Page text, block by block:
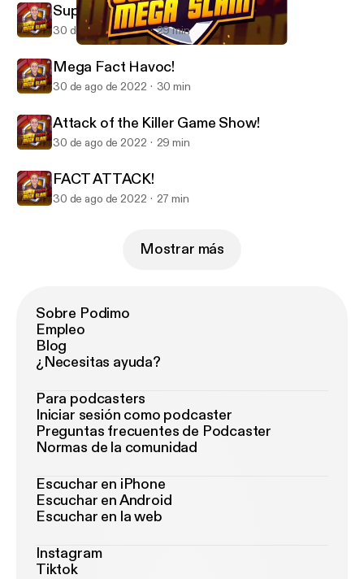
SUPER MEGA TRIVIA SLAM
Super Mega Hullabaloo!
30 de ago de 2022 29 min
Mega Fact Havoc!
30 de ago de 2022 30 min
Attack of the Killer Game Show!
30 de ago de 2022 29 min
FACT ATTACK!
30 de ago de 2022 27 min
Mostrar más
Sobre Podimo
Empleo
Blog
¿Necesitas ayuda?
Para podcasters
Iniciar sesión como podcaster
Preguntas frecuentes de Podcaster
Normas de la comunidad
Escuchar en iPhone
Escuchar en Android
Escuchar en la web
Instagram
Tiktok